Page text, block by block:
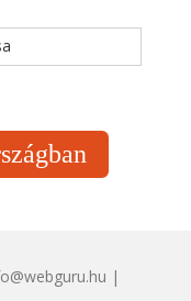
|